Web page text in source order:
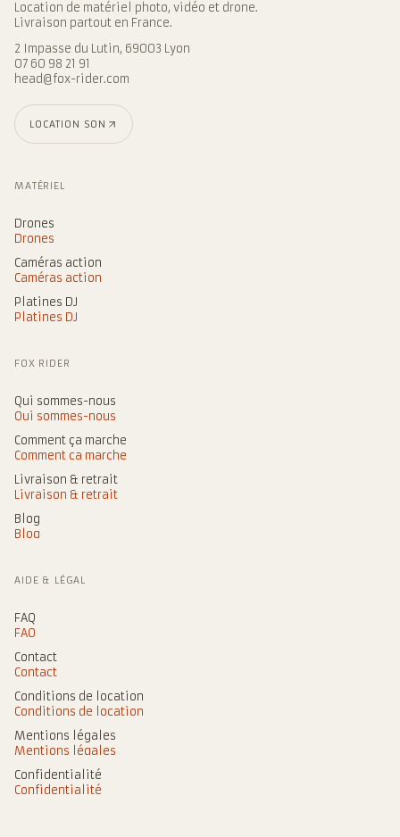
Location de matériel photo, vidéo et drone.
Livraison partout en France.
2 Impasse du Lutin, 69003 Lyon
07 60 98 21 91
head@fox-rider.com
LOCATION SON
MATÉRIEL
Drones
Drones
Caméras action
Caméras action
Platines DJ
Platines DJ
FOX RIDER
Qui sommes-nous
Qui sommes-nous
Comment ça marche
Comment ça marche
Livraison & retrait
Livraison & retrait
Blog
Blog
AIDE & LÉGAL
FAQ
FAQ
Contact
Contact
Conditions de location
Conditions de location
Mentions légales
Mentions légales
Confidentialité
Confidentialité